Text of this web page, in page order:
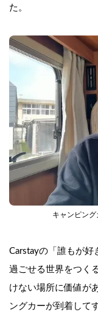
た。
キャンピン
Carstayの「 誰もが好
過ごせる世界をつく
けない場所に価値が
ングカーが到着して